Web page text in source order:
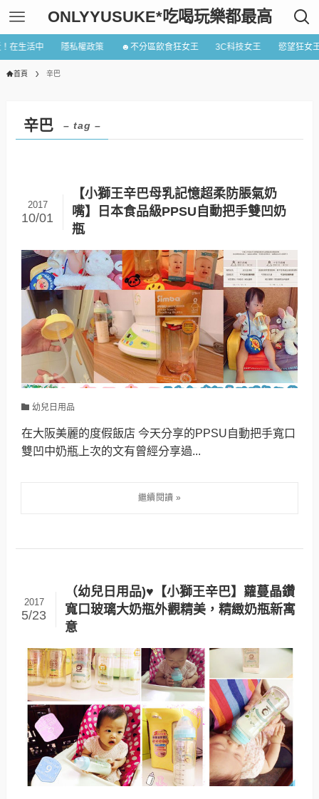
ONLYYUSUKE*吃喝玩樂都最高
在生活中 隱私權政策 ☻不分區飲食狂女王 3C科技女王 慾望狂女
首頁 辛巴
辛巴 – tag –
【小獅王辛巴母乳記憶超柔防脹氣奶
嘴】日本食品級PPSU自動把手雙凹奶
瓶
2017
10/01
幼兒日用品
在大阪美麗的度假飯店 今天分享的PPSU自動把手寬口
雙凹中奶瓶上次的文有曾經分享過...
（幼兒日用品)♥【小獅王辛巴】蘿蔓晶鑽
寬口玻璃大奶瓶外觀精美，精緻奶瓶新寓
意
2017
5/23